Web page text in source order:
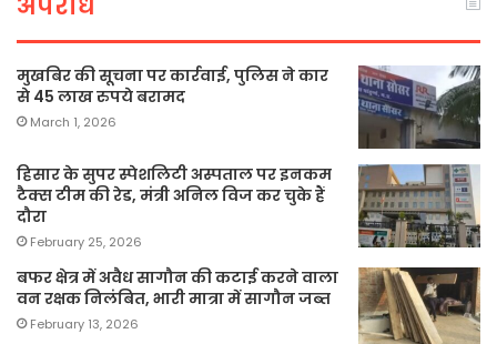
मुखबिर की सूचना पर कार्रवाई, पुलिस ने कार
से 45 लाख रुपये बरामद
March 1, 2026
हिसार के सुपर स्पेशलिटी अस्पताल पर इनकम
टैक्स टीम की रेड, मंत्री अनिल विज कर चुके हैं
दौरा
February 25, 2026
बफर क्षेत्र में अवैध सागौन की कटाई करने वाला
वन रक्षक निलंबित, भारी मात्रा में सागौन जब्त
February 13, 2026